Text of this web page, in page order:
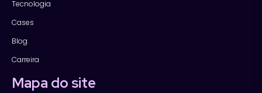
Tecnologia
Cases
Blog
Carreira
Mapa do site